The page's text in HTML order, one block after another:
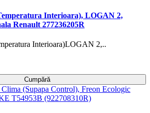
Interioara), LOGAN 2,
Renault 277236205R
Interioara)LOGAN 2,..
Cumpără